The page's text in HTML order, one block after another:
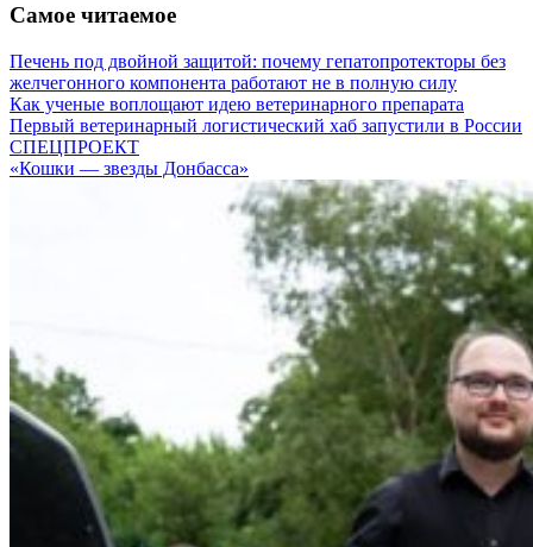
Самое читаемое
Печень под двойной защитой: почему гепатопротекторы без
желчегонного компонента работают не в полную силу
Как ученые воплощают идею ветеринарного препарата
Первый ветеринарный логистический хаб запустили в России
СПЕЦПРОЕКТ
«Кошки — звезды Донбасса»